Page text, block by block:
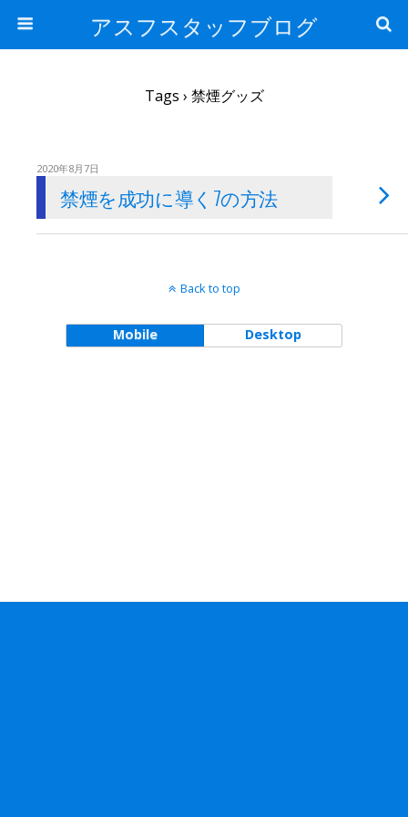
アスフスタッフブログ
Tags › 禁煙グッズ
2020年8月7日
禁煙を成功に導く7の方法
Back to top
Mobile Desktop